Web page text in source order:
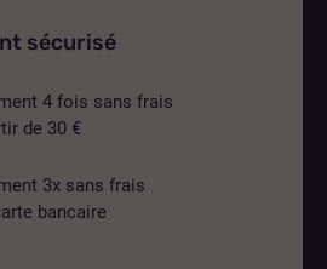
sécurisé
4 fois sans frais
de 30 €
3x sans frais
bancaire